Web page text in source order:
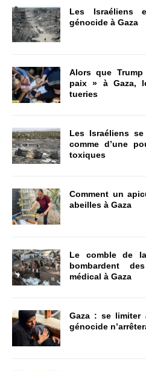
Les Israéliens
génocide à Gaza
Alors que
paix » à Gaza,
tueries
Les Israéliens
comme d’une
toxiques
Comment un
abeilles à Gaza
Le comble de
bombardent
médical à Gaza
Gaza : se limiter
génocide